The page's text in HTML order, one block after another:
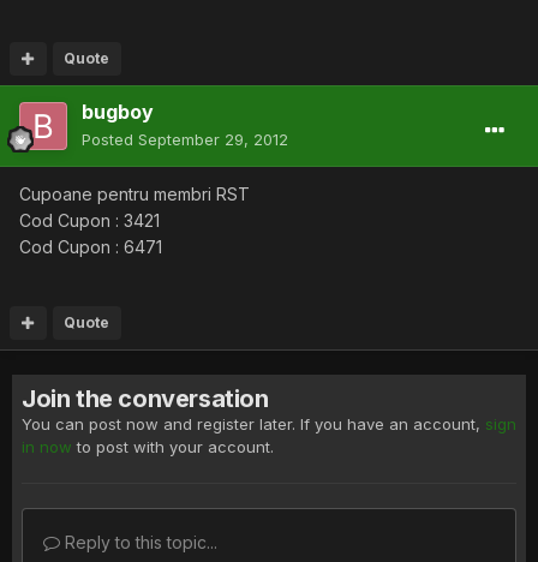
Quote
bugboy
Posted September 29, 2012
Cupoane pentru membri RST
Cod Cupon : 3421
Cod Cupon : 6471
Quote
Join the conversation
You can post now and register later. If you have an account, sign
in now to post with your account.
Reply to this topic...